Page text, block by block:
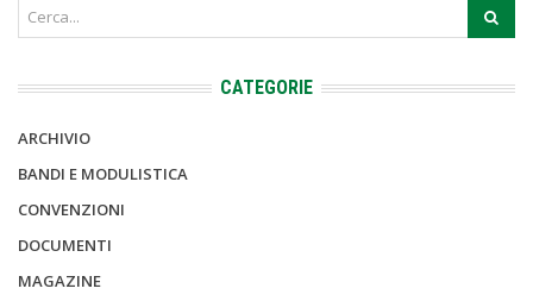
CATEGORIE
ARCHIVIO
BANDI E MODULISTICA
CONVENZIONI
DOCUMENTI
MAGAZINE